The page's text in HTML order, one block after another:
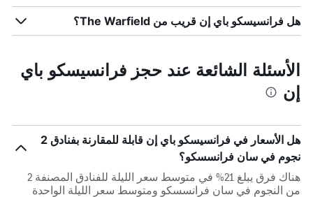
هل فرانسيسكو باي إن قريب من The Warfield؟
الأسئلة الشائعة عند حجز فرانسيسكو باي
إن
هل الأسعار في فرانسيسكو باي إن قابلة للمقارنة بفنادق 2
نجوم في سان فرانسسكو؟
هناك فرق يبلغ 21% في متوسط ​​سعر الليلة للفنادق المصنفة 2
من النجوم في سان فرانسسكو ومتوسط ​​سعر الليلة الواحدة